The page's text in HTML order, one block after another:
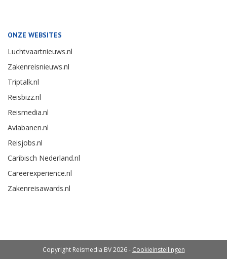
ONZE WEBSITES
Luchtvaartnieuws.nl
Zakenreisnieuws.nl
Triptalk.nl
Reisbizz.nl
Reismedia.nl
Aviabanen.nl
Reisjobs.nl
Caribisch Nederland.nl
Careerexperience.nl
Zakenreisawards.nl
Copyright Reismedia BV 2026 - Cookieinstellingen